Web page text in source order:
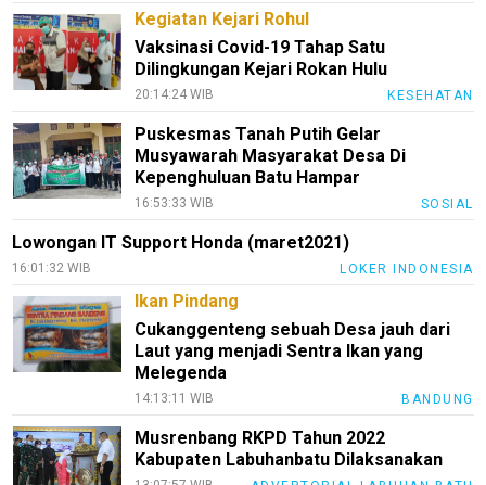
Kegiatan Kejari Rohul
Vaksinasi Covid-19 Tahap Satu
Dilingkungan Kejari Rokan Hulu
20:14:24 WIB KESEHATAN
Puskesmas Tanah Putih Gelar
Musyawarah Masyarakat Desa Di
Kepenghuluan Batu Hampar
16:53:33 WIB SOSIAL
Lowongan IT Support Honda (maret2021)
16:01:32 WIB LOKER INDONESIA
Ikan Pindang
Cukanggenteng sebuah Desa jauh dari
Laut yang menjadi Sentra Ikan yang
Melegenda
14:13:11 WIB BANDUNG
Musrenbang RKPD Tahun 2022
Kabupaten Labuhanbatu Dilaksanakan
TeknoPedia
Blog
Guide
Automotive
Guide
Smartphone
EduBudaya
EduStyle
Economy
Tekno